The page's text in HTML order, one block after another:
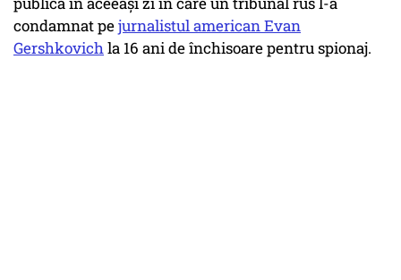
condamnat pejurnalistul american Evan
Gershkovichla 16 ani de închisoare pentru spionaj.